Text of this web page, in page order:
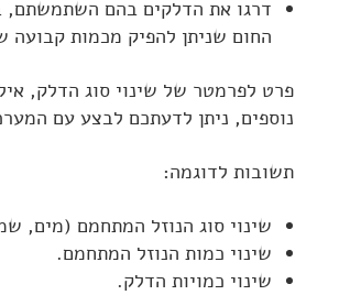
דרגו את הדלקים בהם השתמשתם,
החום שניתן להפיק מכמות קבועה
פרט לפרמטר של שינוי סוג הדלק,
נוספים, ניתן לדעתכם לבצע עם
תשובות לדוגמה:
שינוי סוג הנוזל המתחמם (מים,
שינוי כמות הנוזל המתחמם.
שינוי כמויות הדלק.